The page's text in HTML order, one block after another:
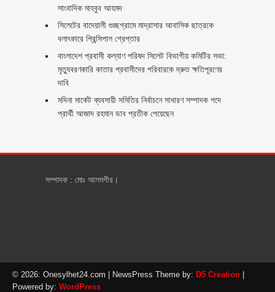
সাংবাদিক মাহবুব আহমদ
সিলেটের বাদেয়ালী গুচ্ছগ্রামে মাদ্রাসার আবাসিক ছাত্রকে
বলাৎকারে প্রিন্সিপাল গ্রেপ্তার ‎
বাংলাদেশ প্রবাসী কল্যাণ পরিষদ সিলেট বিভাগীয় কমিটির সভা:
মৃত্যুবরণকারি কাতার প্রবাসীদের পরিবারকে দ্রুত ক্ষতিপূরণের
দাবি
মদিনা মার্কেট ব্যবসায়ী সমিতির নির্বাচনে সাধারণ সম্পাদক পদে
প্রার্থী আজাদ রহমান ডাব প্রতীক পেয়েছেন ‎
সম্পাদক : মোঃ আলমগীর।
© 2026: Onesylhet24.com | NewsPress Theme by: D5 Creation
Powered by: WordPress